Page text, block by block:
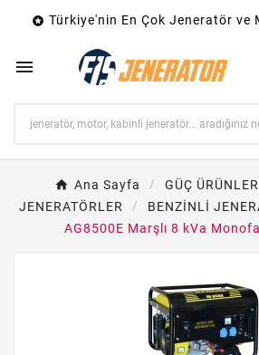
 Türkiye'nin En Çok Jeneratör ve

Ana Sayfa GÜÇ
JENERATÖRLER
BENZİNLİ
AG8500E Marşlı 8 kVa